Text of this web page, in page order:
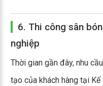
6. Thi công sân
nghiệp
Thời gian gần đây, nhu
tạo của khách hàng tại Kế